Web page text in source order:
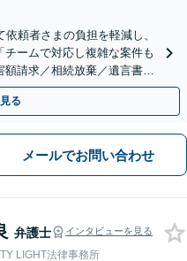
頼者さまの負担を軽減し、
ームで対応し複雑な案件も
請求／相続放棄／遺言書作
る
メールでお問い合わせ
弁護士 インタビューを見る
LIGHT法律事務所